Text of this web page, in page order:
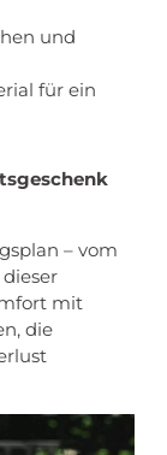
und
für ein
– vom
mit
die